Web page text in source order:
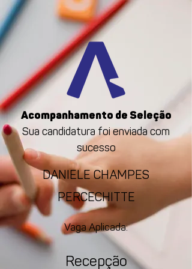
Acompanhamento de Seleção
Sua candidatura foi enviada com
sucesso
DANIELE CHAMPES
PERCECHITTE
Vaga Aplicada:
Recepção